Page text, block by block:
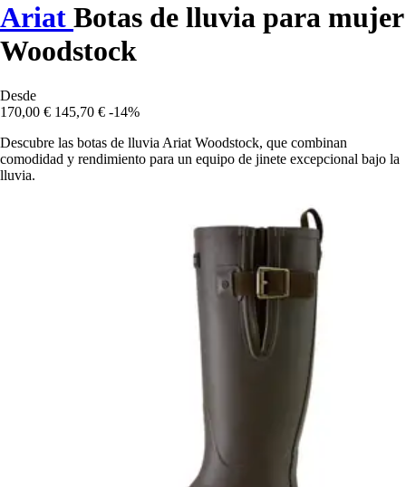
Ariat Botas de lluvia para mujer
Woodstock
Desde
170,00 € 145,70 € -14%
Descubre las botas de lluvia Ariat Woodstock, que combinan
comodidad y rendimiento para un equipo de jinete excepcional bajo la
lluvia.